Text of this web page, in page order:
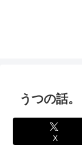
うつの話。
X